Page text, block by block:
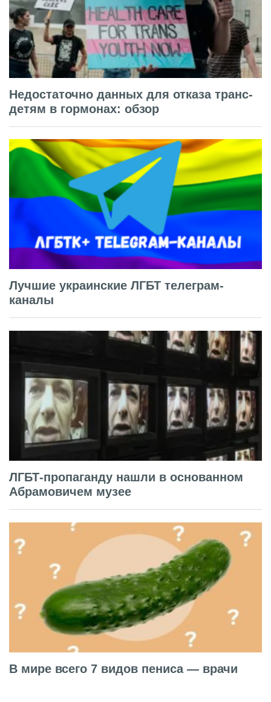
Недостаточно данных для отказа транс-
детям в гормонах: обзор
Лучшие украинские ЛГБТ телеграм-
каналы
ЛГБТ-пропаганду нашли в основанном
Абрамовичем музее
В мире всего 7 видов пениса — врачи